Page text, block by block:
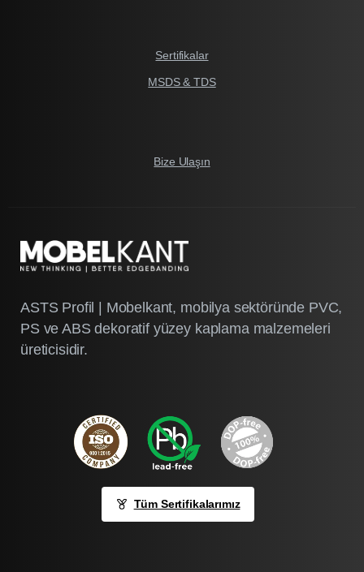
Sertifikalar
MSDS & TDS
Bize Ulaşın
ASTS Profil | Mobelkant, mobilya sektöründe PVC,
PS ve ABS dekoratif yüzey kaplama malzemeleri
üreticisidir.
Tüm Sertifikalarımız